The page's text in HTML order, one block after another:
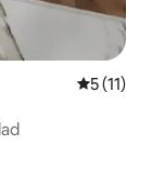
5 (11)